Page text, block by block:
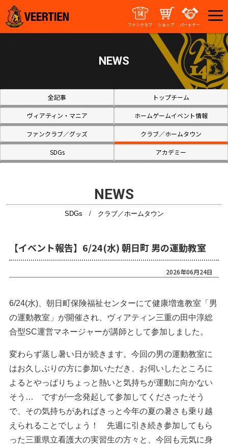
ファンクラブ ショップ パートナー
NEWS
全記事 トップチーム
ヴィアティン・マニア ホームゲームイベント情報
ファンクラブ／グッズ クラブ／ホームタウン
SDGs アカデミー
NEWS
SDGs / クラブ／ホームタウン
【イベント報告】6/24(水) 朝日町 男の運動教室
2026年06月24日
6/24(水)、朝日町保険福祉センターにて健康増進教室「男
の運動教室」が開催され、ヴィアティン三重の田中淳総
合型SC運営マネージャーが講師として参加しました。
変わらず蒸し暑い日が続きます。今回の男の運動教室に
はお久しぶりの方に参加いただき、お伺いしたところに
よるとやっぱりちょっと熱いと気持ちが運動に向かない
そう… ですが一念発起して参加してくださったそう
で、その気持ちがあればきっと今年の夏の暑さも乗り越
えられることでしょう！ 先週に引き続き参加してもら
った三重県立看護大の実習生の方々と、今回も元気に身